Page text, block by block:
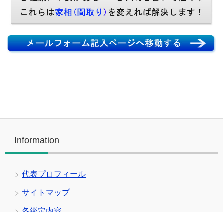
Information
代表プロフィール
サイトマップ